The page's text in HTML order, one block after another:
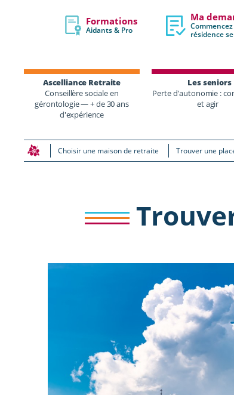
Formations
Aidants & Pro
Ma
résidence
Ascelliance Retraite
Conseillère sociale en
gérontologie — + de 30 ans
d'expérience
Les seniors
Perte d'autonomie :
et agir
Choisir une maison de retraite Trouver une